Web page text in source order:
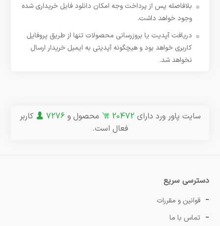
بلافاصله پس از پرداخت وجه امکان دانلود فایل خریداری شده
وجود خواهد داشت.
دریافت آپدیت یا بروزرسانی محصولات تنها از طریق پروفایل
کاربری خواهد بود و هیچگونه آپدیتی به ایمیل خریدار ارسال
نخواهد شد.
سایت پاور ورد دارای 20472 محصول و7276
کاربر
فعال است.
دسترسی سریع
قوانین و مقررات
تماس با ما